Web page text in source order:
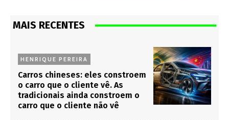
MAIS RECENTES
HENRIQUE PEREIRA
Carros chineses: eles constroem
o carro que o cliente vê. As
tradicionais ainda constroem o
carro que o cliente não vê